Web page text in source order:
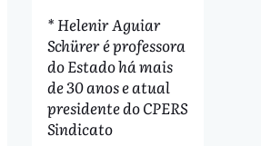
* Helenir Aguiar
Schürer é professora
do Estado há mais
de 30 anos e atual
presidente do CPERS
Sindicato